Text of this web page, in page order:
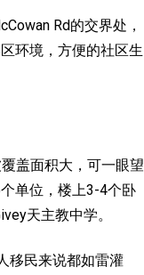
Rd的交界处，
环境，方便的社区生
盖面积大，可一眼望
单位，楼上3-4个卧
天主教中学。
移民来说都如雷灌